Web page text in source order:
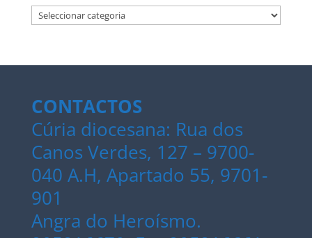
Categorias
CONTACTOS
Cúria diocesana: Rua dos
Canos Verdes, 127 – 9700-
040 A.H, Apartado 55, 9701-
901
Angra do Heroísmo.